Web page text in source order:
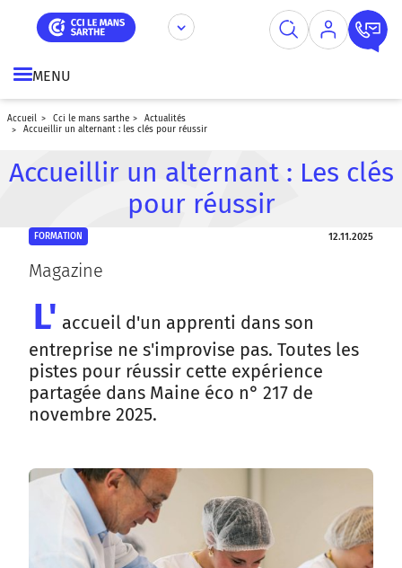
contenu
MENU
accueil cci le mans sarthe
actualités
accueillir un alternant : les clés pour réussir
Accueillir un alternant : Les clés
pour réussir
FORMATION 12.11.2025
Magazine
L' accueil d'un apprenti dans son
entreprise ne s'improvise pas. Toutes les
pistes pour réussir cette expérience
partagée dans Maine éco n° 217 de
novembre 2025.
Panneau de gestion des cookies